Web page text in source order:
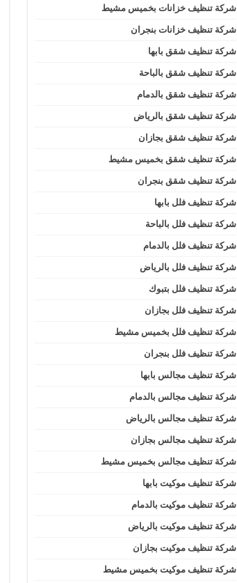
شركة تنظيف خزانات بخميس مشيط
شركة تنظيف خزانات بنجران
شركة تنظيف شقق بابها
شركة تنظيف شقق بالباحة
شركة تنظيف شقق بالدمام
شركة تنظيف شقق بالرياض
شركة تنظيف شقق بجازان
شركة تنظيف شقق بخميس مشيط
شركة تنظيف شقق بنجران
شركة تنظيف فلل بابها
شركة تنظيف فلل بالباحة
شركة تنظيف فلل بالدمام
شركة تنظيف فلل بالرياض
شركة تنظيف فلل بتبوك
شركة تنظيف فلل بجازان
شركة تنظيف فلل بخميس مشيط
شركة تنظيف فلل بنجران
شركة تنظيف مجالس بابها
شركة تنظيف مجالس بالدمام
شركة تنظيف مجالس بالرياض
شركة تنظيف مجالس بجازان
شركة تنظيف مجالس بخميس مشيط
شركة تنظيف موكيت بابها
شركة تنظيف موكيت بالدمام
شركة تنظيف موكيت بالرياض
شركة تنظيف موكيت بجازان
شركة تنظيف موكيت بخميس مشيط